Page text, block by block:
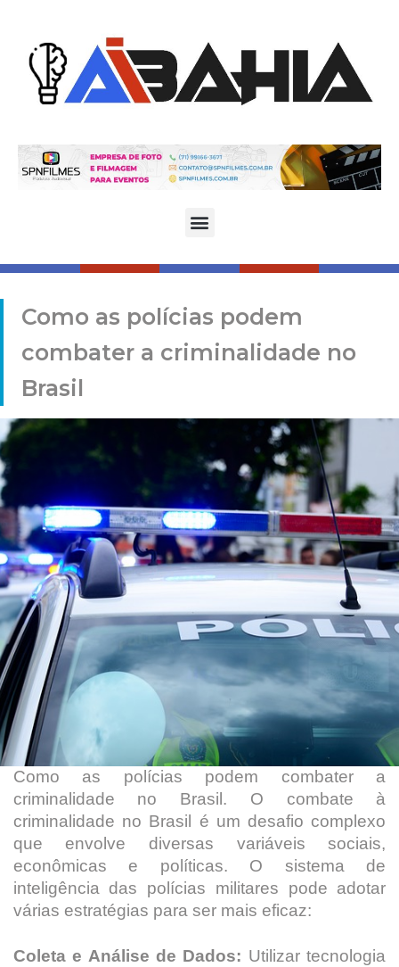
Como as polícias podem
combater a criminalidade no
Brasil
Como as polícias podem combater a
criminalidade no Brasil. O combate à
criminalidade no Brasil é um desafio complexo
que envolve diversas variáveis sociais,
econômicas e políticas. O sistema de
inteligência das polícias militares pode adotar
várias estratégias para ser mais eficaz:
Coleta e Análise de Dados: Utilizar tecnologia